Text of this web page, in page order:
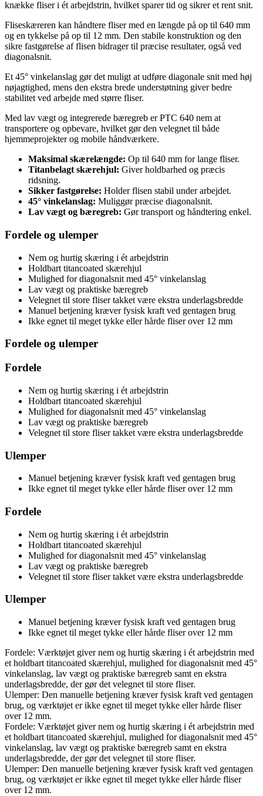
knække fliser i ét arbejdstrin, hvilket sparer tid og sikrer et rent snit.
Fliseskæreren kan håndtere fliser med en længde på op til 640 mm
og en tykkelse på op til 12 mm. Den stabile konstruktion og den
sikre fastgørelse af flisen bidrager til præcise resultater, også ved
diagonalsnit.
Et 45° vinkelanslag gør det muligt at udføre diagonale snit med høj
nøjagtighed, mens den ekstra brede understøtning giver bedre
stabilitet ved arbejde med større fliser.
Med lav vægt og integrerede bæregreb er PTC 640 nem at
transportere og opbevare, hvilket gør den velegnet til både
hjemmeprojekter og mobile håndværkere.
Maksimal skærelængde: Op til 640 mm for lange fliser.
Titanbelagt skærehjul: Giver holdbarhed og præcis
ridsning.
Sikker fastgørelse: Holder flisen stabil under arbejdet.
45° vinkelanslag: Muliggør præcise diagonalsnit.
Lav vægt og bæregreb: Gør transport og håndtering enkel.
Fordele og ulemper
Nem og hurtig skæring i ét arbejdstrin
Holdbart titancoated skærehjul
Mulighed for diagonalsnit med 45° vinkelanslag
Lav vægt og praktiske bæregreb
Velegnet til store fliser takket være ekstra underlagsbredde
Manuel betjening kræver fysisk kraft ved gentagen brug
Ikke egnet til meget tykke eller hårde fliser over 12 mm
Fordele og ulemper
Fordele
Nem og hurtig skæring i ét arbejdstrin
Holdbart titancoated skærehjul
Mulighed for diagonalsnit med 45° vinkelanslag
Lav vægt og praktiske bæregreb
Velegnet til store fliser takket være ekstra underlagsbredde
Ulemper
Manuel betjening kræver fysisk kraft ved gentagen brug
Ikke egnet til meget tykke eller hårde fliser over 12 mm
Fordele
Nem og hurtig skæring i ét arbejdstrin
Holdbart titancoated skærehjul
Mulighed for diagonalsnit med 45° vinkelanslag
Lav vægt og praktiske bæregreb
Velegnet til store fliser takket være ekstra underlagsbredde
Ulemper
Manuel betjening kræver fysisk kraft ved gentagen brug
Ikke egnet til meget tykke eller hårde fliser over 12 mm
Fordele: Værktøjet giver nem og hurtig skæring i ét arbejdstrin med
et holdbart titancoated skærehjul, mulighed for diagonalsnit med 45°
vinkelanslag, lav vægt og praktiske bæregreb samt en ekstra
underlagsbredde, der gør det velegnet til store fliser.
Ulemper: Den manuelle betjening kræver fysisk kraft ved gentagen
brug, og værktøjet er ikke egnet til meget tykke eller hårde fliser
over 12 mm.
Fordele: Værktøjet giver nem og hurtig skæring i ét arbejdstrin med
et holdbart titancoated skærehjul, mulighed for diagonalsnit med 45°
vinkelanslag, lav vægt og praktiske bæregreb samt en ekstra
underlagsbredde, der gør det velegnet til store fliser.
Ulemper: Den manuelle betjening kræver fysisk kraft ved gentagen
brug, og værktøjet er ikke egnet til meget tykke eller hårde fliser
over 12 mm.